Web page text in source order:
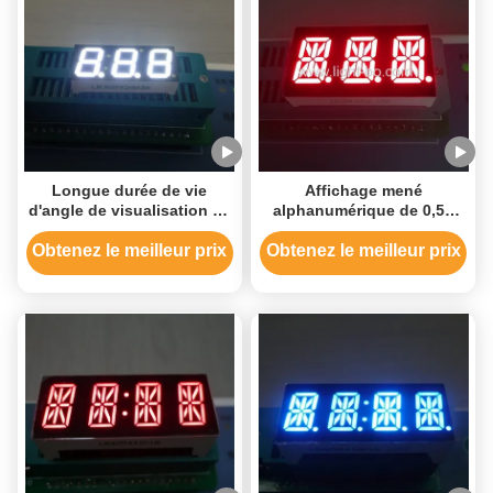
Longue durée de vie
d'angle de visualisation de
surface du bâti 7 de
segment d'affichage à LED
de chiffre grand- de triple
Obtenez le meilleur prix
Affichage mené
alphanumérique de 0,54
pouces de triple de
segment ultra rouge du
Obtenez le meilleur prix